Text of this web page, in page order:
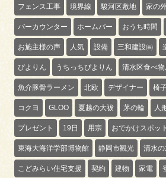
フェンス工事 境界線 駿河区敷地 家の
バーカウンター ホームバー おうち時間
お施主様の声 人気 設備 三和建設㈱
ぴよりん うちっちぴよりん 清水区食べ物
魚介豚骨ラーメン 北欧 デザイナー 椅
コクヨ GLOO 夏越の大祓 茅の輪 人
プレゼント 19日 用宗 おでかけスポット
東海大海洋学部博物館 静岡市観光 清水
こどみらい住宅支援 契約 建物 家電